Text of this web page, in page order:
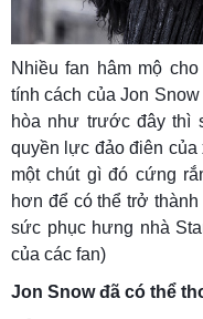
Nhiều fan hâm mộ
tính cách của Jon
hòa như trước đây thì
quyền lực đảo điên của
một chút gì đó cứng
hơn để có thể trở
sức phục hưng nhà
của các fan)
Jon Snow đã có thể